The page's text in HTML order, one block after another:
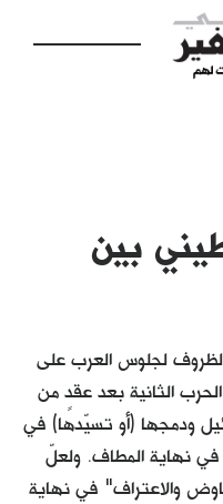
بين
الظروف لجلوس العرب على
الثانية بعد عقدٍ من
ودمجها (أو تسيّدها) في
في نهاية المطاف. ولعلّ
والاعتراف" في نهاية